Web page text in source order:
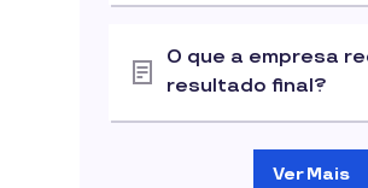
O que a empresa
resultado final?
Ver Mais